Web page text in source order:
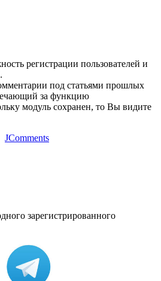
регистрации пользователей и
под статьями прошлых
за функцию
модуль сохранен, то Вы видите
JComments
зарегистрированного